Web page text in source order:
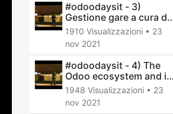
#odoodaysit - 3)
Gestione gare a cura di
Alessandro Camilli
1910 Visualizzazioni • 23
nov 2021
#odoodaysit - 4) The
Odoo ecosystem and in
which place I can fit a
cura di Pedro M. R.
Baeza
1948 Visualizzazioni • 23
nov 2021